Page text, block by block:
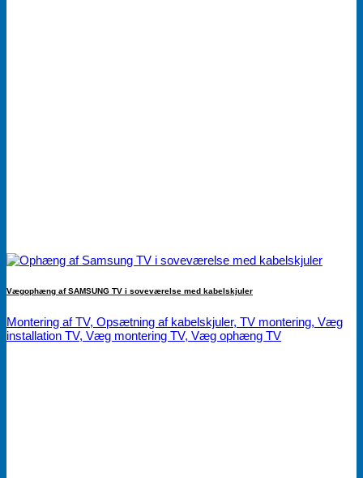
Vægophæng af SAMSUNG TV i soveværelse med kabelskjuler
Montering af TV, Opsætning af kabelskjuler, TV montering, Væg
installation TV, Væg montering TV, Væg ophæng TV